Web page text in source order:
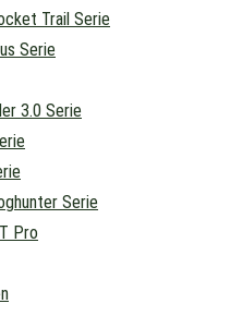
Trail Serie
Serie
3.0 Serie
Serie
Pro